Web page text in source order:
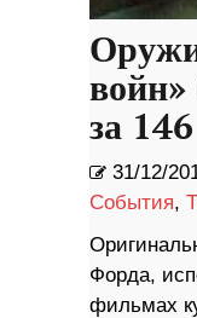
за
31/12/
События,
Форда,
фильмах